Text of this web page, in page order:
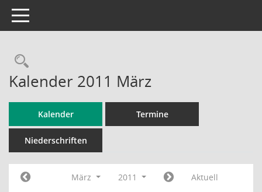
Toggle navigation
Rechercheauswahl
Kalender 2011 März
Kalender Termine
Niederschriften
März 2011
Aktuell